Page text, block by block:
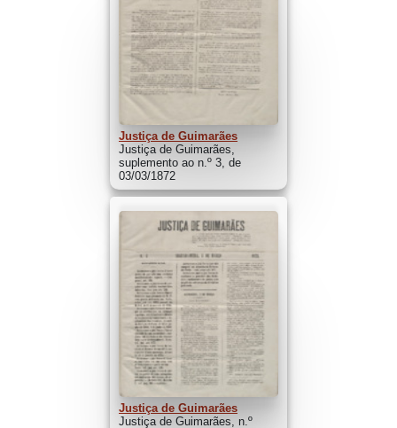
Justiça de Guimarães
Justiça de Guimarães,
suplemento ao n.º 3, de
03/03/1872
Justiça de Guimarães
Justiça de Guimarães, n.º